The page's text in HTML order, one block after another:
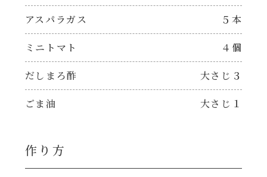
グラタン/ドリア
含む）
パウチのまんまシリーズ
焼肉のたれ 初代
焼肉のたれ 二代目
だしまろ酢
アスパラガス ５本
ミニトマト ４個
だしまろ酢 大さじ３
ごま油 大さじ１
作り方